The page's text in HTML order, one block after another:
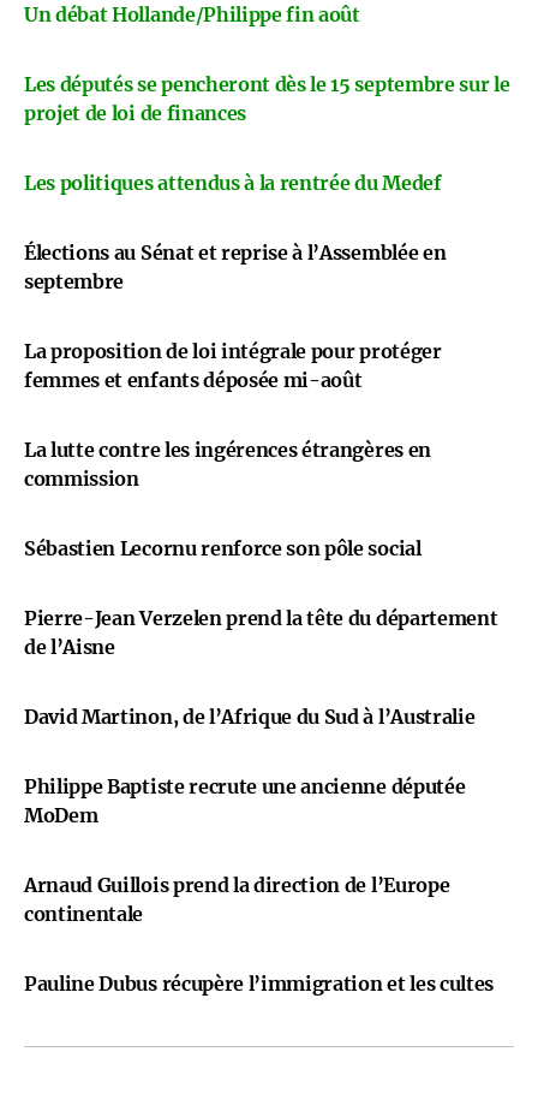
Un débat Hollande/Philippe fin août
Les députés se pencheront dès le 15 septembre sur le
projet de loi de finances
Les politiques attendus à la rentrée du Medef
Élections au Sénat et reprise à l’Assemblée en
septembre
La proposition de loi intégrale pour protéger
femmes et enfants déposée mi-août
La lutte contre les ingérences étrangères en
commission
Sébastien Lecornu renforce son pôle social
Pierre-Jean Verzelen prend la tête du département
de l’Aisne
David Martinon, de l’Afrique du Sud à l’Australie
Philippe Baptiste recrute une ancienne députée
MoDem
Arnaud Guillois prend la direction de l’Europe
continentale
Pauline Dubus récupère l’immigration et les cultes